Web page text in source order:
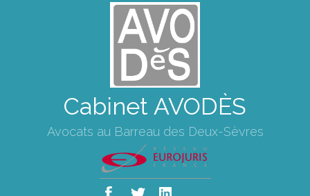
Cabinet AVODÈS
Avocats au Barreau des Deux-Sèvres